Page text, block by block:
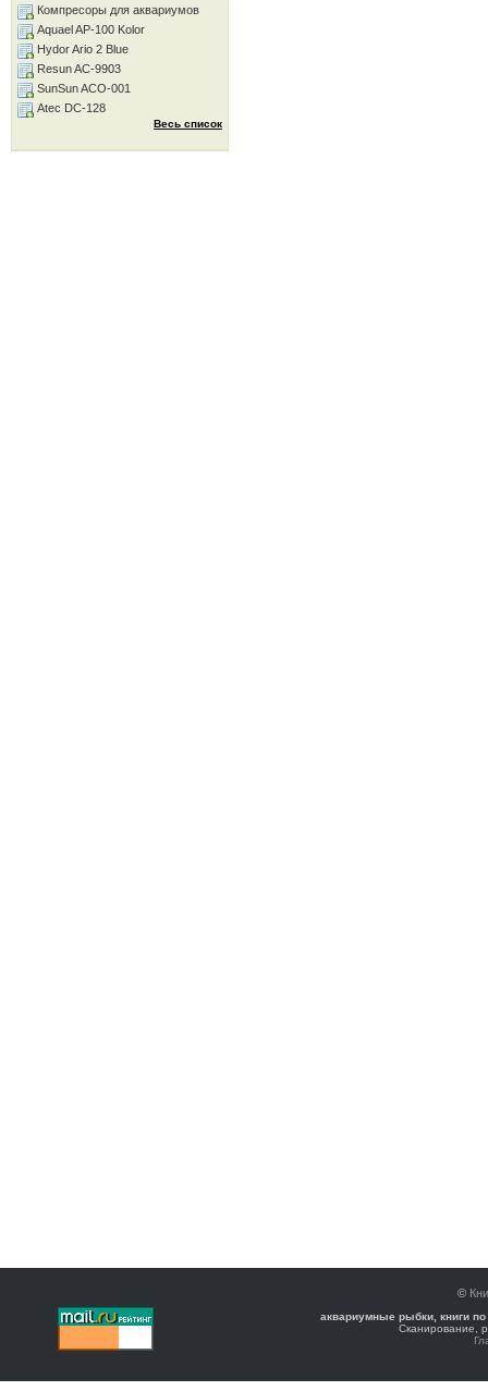
Компресоры для аквариумов
Aquael AP-100 Kolor
Hydor Ario 2 Blue
Resun AC-9903
SunSun ACO-001
Atec DC-128
Весь список
©
аквариумные рыбки, книги
Сканирование,